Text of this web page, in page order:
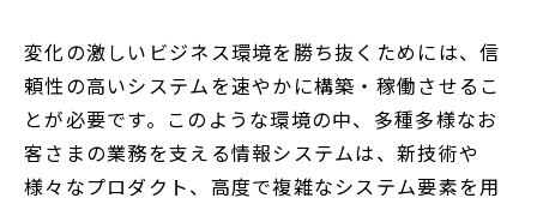
変化の激しいビジネス環境を勝ち抜くためには、信
頼性の高いシステムを速やかに構築・稼働させるこ
とが必要です。このような環境の中、多種多様なお
客さまの業務を支える情報システムは、新技術や
様々なプロダクト、高度で複雑なシステム要素を用